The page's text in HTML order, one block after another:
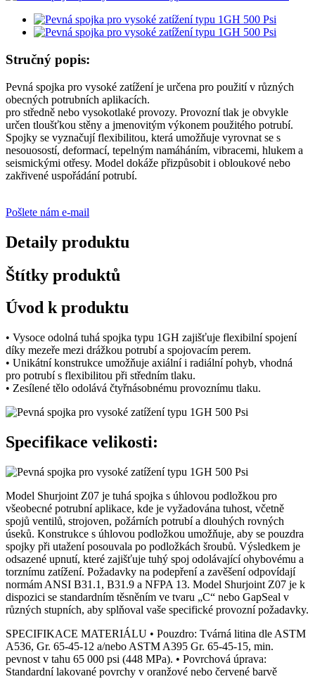
Stručný popis:
Pevná spojka pro vysoké zatížení je určena pro použití v různých
obecných potrubních aplikacích.
pro středně nebo vysokotlaké provozy. Provozní tlak je obvykle
určen tloušťkou stěny a jmenovitým výkonem použitého potrubí.
Spojky se vyznačují flexibilitou, která umožňuje vyrovnat se s
nesouosostí, deformací, tepelným namáháním, vibracemi, hlukem a
seismickými otřesy. Model dokáže přizpůsobit i obloukové nebo
zakřivené uspořádání potrubí.
Pošlete nám e-mail
Detaily produktu
Štítky produktů
Úvod k produktu
• Vysoce odolná tuhá spojka typu 1GH zajišťuje flexibilní spojení
díky mezeře mezi drážkou potrubí a spojovacím perem.
• Unikátní konstrukce umožňuje axiální i radiální pohyb, vhodná
pro potrubí s flexibilitou při středním tlaku.
• Zesílené tělo odolává čtyřnásobnému provoznímu tlaku.
Specifikace velikosti:
Model Shurjoint Z07 je tuhá spojka s úhlovou podložkou pro
všeobecné potrubní aplikace, kde je vyžadována tuhost, včetně
spojů ventilů, strojoven, požárních potrubí a dlouhých rovných
úseků. Konstrukce s úhlovou podložkou umožňuje, aby se pouzdra
spojky při utažení posouvala po podložkách šroubů. Výsledkem je
odsazené upnutí, které zajišťuje tuhý spoj odolávající ohybovému a
torznímu zatížení. Požadavky na podepření a zavěšení odpovídají
normám ANSI B31.1, B31.9 a NFPA 13. Model Shurjoint Z07 je k
dispozici se standardním těsněním ve tvaru „C“ nebo GapSeal v
různých stupních, aby splňoval vaše specifické provozní požadavky.
SPECIFIKACE MATERIÁLU • Pouzdro: Tvárná litina dle ASTM
A536, Gr. 65-45-12 a/nebo ASTM A395 Gr. 65-45-15, min.
pevnost v tahu 65 000 psi (448 MPa). • Povrchová úprava:
Standardní lakované povrchy v oranžové nebo červené barvě